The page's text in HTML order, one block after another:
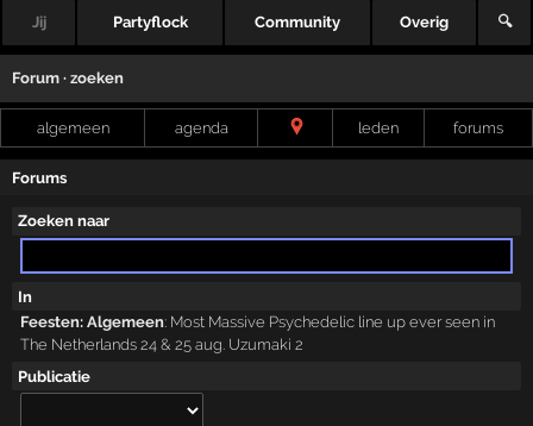
Jij Partyflock Community Overig 🔍
Forum · zoeken
algemeen agenda leden forums
Forums
Zoeken naar
In
Feesten: Algemeen: Most Massive Psychedelic line up ever seen in
The Netherlands 24 & 25 aug. Uzumaki 2
Publicatie